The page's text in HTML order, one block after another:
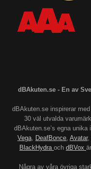
dBAkuten.se - En av
dBAkuten.se inspirerar
30 väl utvalda
dBAkuten.se’s egna unika
Vega, DeafBonce, Avatar,
BlackHydra och dBVox
Några av våra övriga